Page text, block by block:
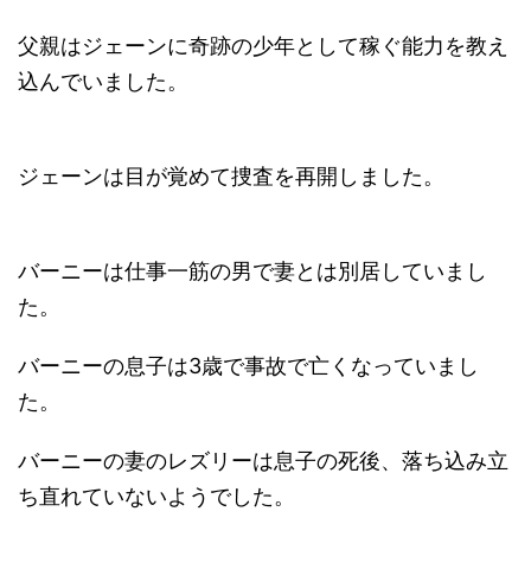
父親はジェーンに奇跡の少年として稼ぐ能力を教え
込んでいました。
ジェーンは目が覚めて捜査を再開しました。
バーニーは仕事一筋の男で妻とは別居していまし
た。
バーニーの息子は3歳で事故で亡くなっていまし
た。
バーニーの妻のレズリーは息子の死後、落ち込み立
ち直れていないようでした。